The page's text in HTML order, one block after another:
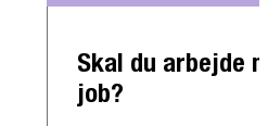
Skal du arbejde
job?